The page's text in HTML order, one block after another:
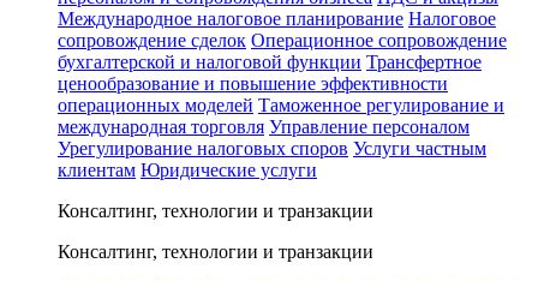
Международное налоговое планирование Налоговое
сопровождение сделок Операционное сопровождение
бухгалтерской и налоговой функции Трансфертное
ценообразование и повышение эффективности
операционных моделей Таможенное регулирование и
международная торговля Управление персоналом
Урегулирование налоговых споров Услуги частным
клиентам Юридические услуги
Консалтинг, технологии и транзакции
Консалтинг, технологии и транзакции